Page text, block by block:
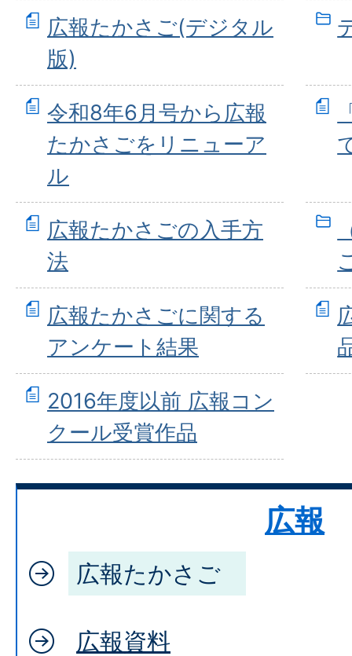
広報たかさご(デジタル
版)
令和8年6月号から広報
たかさごをリニューア
ル
広報たかさごの入手方
法
広報たかさごに関する
アンケート結果
2016年度以前 広報コン
クール受賞作品
広報
広報たかさご
広報資料